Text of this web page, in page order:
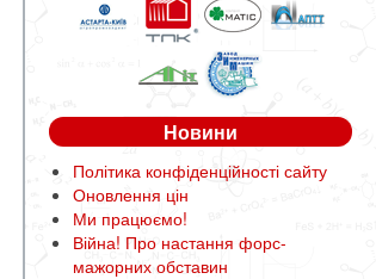
Новини
Політика конфіденційності сайту
Оновлення цін
Ми працюємо!
Війна! Про настання форс-
мажорних обставин